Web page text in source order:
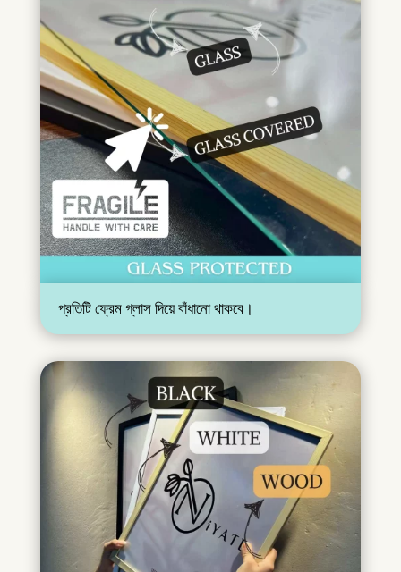
প্রতিটি ফ্রেম গ্লাস দিয়ে বাঁধানো থাকবে।